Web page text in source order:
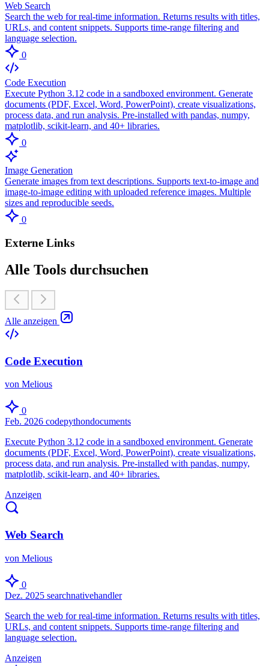
Web Search
Search the web for real-time information. Returns results with titles,
URLs, and content snippets. Supports time-range filtering and
language selection.
0
Code Execution
Execute Python 3.12 code in a sandboxed environment. Generate
documents (PDF, Excel, Word, PowerPoint), create visualizations,
process data, and run analysis. Pre-installed with pandas, numpy,
matplotlib, scikit-learn, and 40+ libraries.
0
Image Generation
Generate images from text descriptions. Supports text-to-image and
image-to-image editing with uploaded reference images. Multiple
sizes and reproducible seeds.
0
Externe Links
Alle Tools durchsuchen
Alle anzeigen
Code Execution
von Melious
0
Feb. 2026 codepythondocuments
Execute Python 3.12 code in a sandboxed environment. Generate
documents (PDF, Excel, Word, PowerPoint), create visualizations,
process data, and run analysis. Pre-installed with pandas, numpy,
matplotlib, scikit-learn, and 40+ libraries.
Anzeigen
Web Search
von Melious
0
Dez. 2025 searchnativehandler
Search the web for real-time information. Returns results with titles,
URLs, and content snippets. Supports time-range filtering and
language selection.
Anzeigen